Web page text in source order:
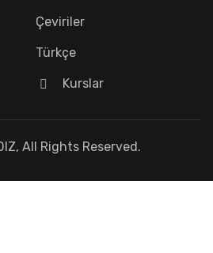
Çeviriler
Türkçe
Kurslar
All Rights Reserved.